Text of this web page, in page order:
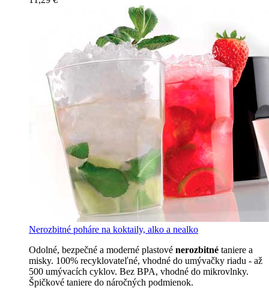
Nerozbitné poháre na koktaily, alko a nealko
Odolné, bezpečné a moderné plastové nerozbitné taniere a
misky. 100% recyklovateľné, vhodné do umývačky riadu - až
500 umývacích cyklov. Bez BPA, vhodné do mikrovlnky.
Špičkové taniere do náročných podmienok.